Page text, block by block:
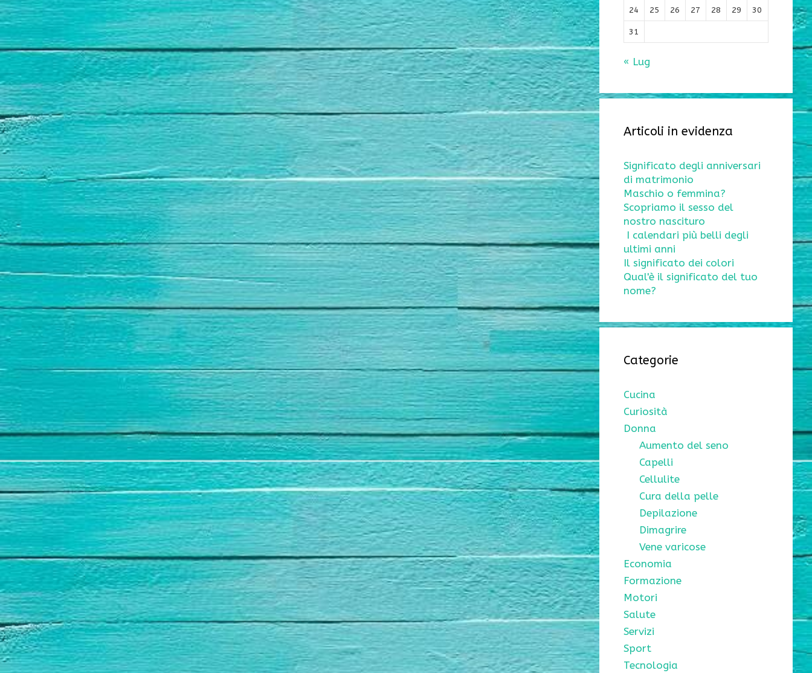
24 25 26 27 28 29 30
31
« Lug
Articoli in evidenza
Significato degli anniversari
di matrimonio
Maschio o femmina?
Scopriamo il sesso del
nostro nascituro
I calendari più belli degli
ultimi anni
Il significato dei colori
Qual'è il significato del tuo
nome?
Categorie
Cucina
Curiosità
Donna
Aumento del seno
Capelli
Cellulite
Cura della pelle
Depilazione
Dimagrire
Vene varicose
Economia
Formazione
Motori
Salute
Servizi
Sport
Tecnologia